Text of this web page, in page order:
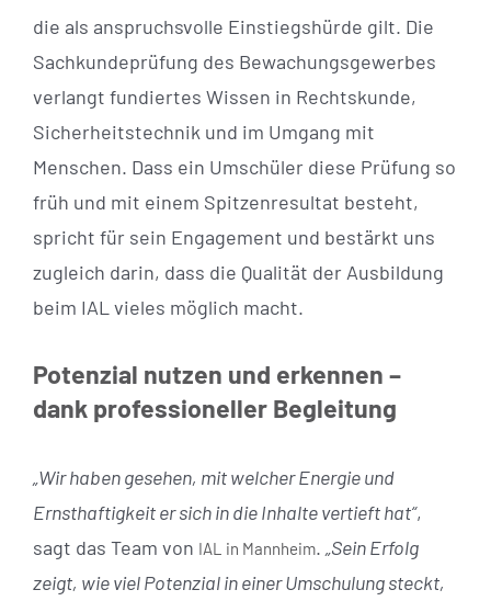
die als anspruchsvolle Einstiegshürde gilt. Die
Sachkundeprüfung des Bewachungsgewerbes
verlangt fundiertes Wissen in Rechtskunde,
Sicherheitstechnik und im Umgang mit
Menschen. Dass ein Umschüler diese Prüfung so
früh und mit einem Spitzenresultat besteht,
spricht für sein Engagement und bestärkt uns
zugleich darin, dass die Qualität der Ausbildung
beim IAL vieles möglich macht.
Potenzial nutzen und erkennen –
dank professioneller Begleitung
„Wir haben gesehen, mit welcher Energie und
Ernsthaftigkeit er sich in die Inhalte vertieft hat“,
sagt das Team von IAL in Mannheim. „Sein Erfolg
zeigt, wie viel Potenzial in einer Umschulung steckt,